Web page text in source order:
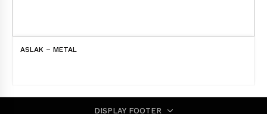
ASLAK – METAL
DISPLAY FOOTER